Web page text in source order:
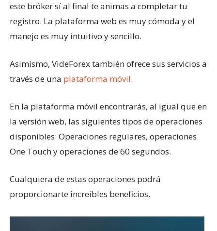
este bróker sí al final te animas a completar tu
registro. La plataforma web es muy cómoda y el
manejo es muy intuitivo y sencillo.
Asimismo, VideForex también ofrece sus servicios a
través de una plataforma móvil.
En la plataforma móvil encontrarás, al igual que en
la versión web, las siguientes tipos de operaciones
disponibles: Operaciones regulares, operaciones
One Touch y operaciones de 60 segundos.
Cualquiera de estas operaciones podrá
proporcionarte increíbles beneficios.